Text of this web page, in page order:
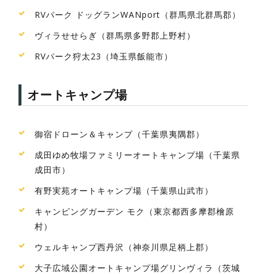
RVパーク ドッグランWANport（群馬県北群馬郡）
ヴィラせせらぎ（群馬県多野郡上野村）
RVパーク狩太23（埼玉県飯能市）
オートキャンプ場
御宿ドローン＆キャンプ（千葉県夷隅郡）
成田ゆめ牧場ファミリーオートキャンプ場（千葉県
成田市）
有野実苑オートキャンプ場（千葉県山武市）
キャンピングガーデン モク（東京都西多摩郡檜原
村）
ウェルキャンプ西丹沢（神奈川県足柄上郡）
大子広域公園オートキャンプ場グリンヴィラ（茨城